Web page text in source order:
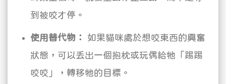
到被咬才停。
使用替代物：
如果貓咪處於想咬東西的興奮
狀態，可以丟出一個抱枕或玩偶給牠「踢踢
咬咬」，轉移牠的目標。